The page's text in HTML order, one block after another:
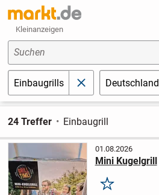
Kleinanzeigen
Suchen
Einbaugrills schließenDeutschland
24 Treffer Einbaugrill
01.08.2026
Mini Kugelgrill
Merken